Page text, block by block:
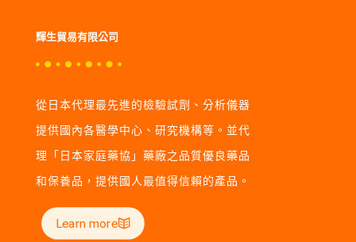
輝生貿易有限公司
從日本代理最先進的檢驗試劑、分析儀器
提供國內各醫學中心、研究機構等。並代
理「日本家庭藥協」藥廠之品質優良藥品
和保養品，提供國人最值得信賴的產品。
Learn more